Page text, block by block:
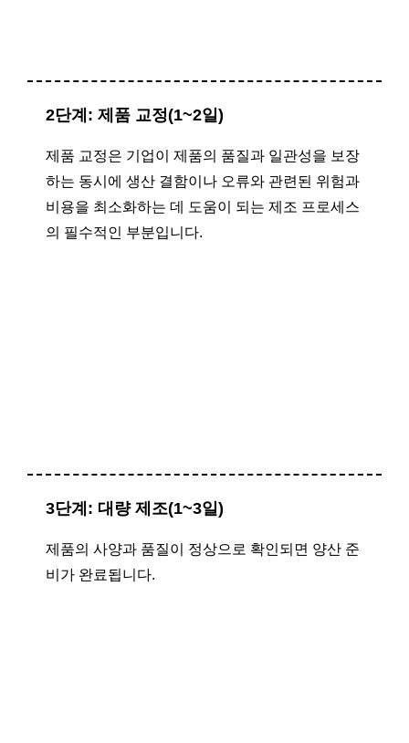
2단계: 제품 교정(1~2일)
제품 교정은 기업이 제품의 품질과 일관성을 보장
하는 동시에 생산 결함이나 오류와 관련된 위험과
비용을 최소화하는 데 도움이 되는 제조 프로세스
의 필수적인 부분입니다.
3단계: 대량 제조(1~3일)
제품의 사양과 품질이 정상으로 확인되면 양산 준
비가 완료됩니다.